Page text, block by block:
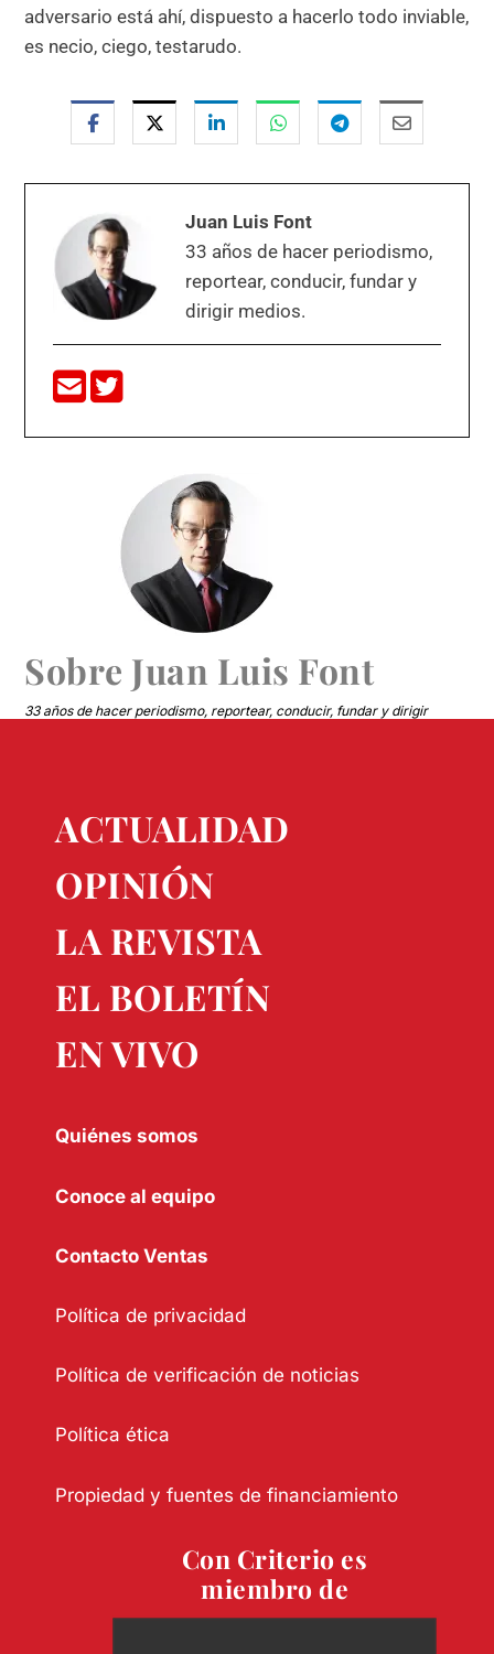
adversario está ahí, dispuesto a hacerlo todo inviable,
es necio, ciego, testarudo.
Juan Luis Font
33 años de hacer periodismo,
reportear, conducir, fundar y
dirigir medios.
Sobre Juan Luis Font
33 años de hacer periodismo, reportear, conducir, fundar y dirigir
ACTUALIDAD
OPINIÓN
LA REVISTA
EL BOLETÍN
EN VIVO
Quiénes somos
Conoce al equipo
Contacto Ventas
Política de privacidad
Política de verificación de noticias
Política ética
Propiedad y fuentes de financiamiento
Con Criterio es
miembro de